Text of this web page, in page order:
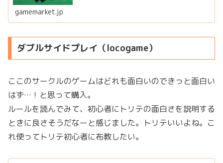
gamemarket.jp
ダブルサイドプレイ（locogame）
ここのサークルのゲームはどれも面白いのできっと面白い
はず…！と思って購入。
ルールを読んでみて、初心者にトリテの面白さを説明する
ときに良さそうだなーと感じました。トリテいいよね。こ
れ使ってトリテ初心者に布教したい。